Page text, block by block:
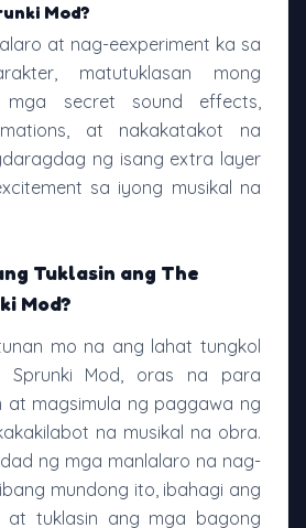
Mod?
at nag-eexperiment ka sa
matutuklasan mong
secret sound effects,
at nakakatakot na
ng isang extra layer
sa iyong musikal na
Tuklasin ang The
Mod?
mo na ang lahat tungkol
Sprunki Mod, oras na para
at magsimula ng paggawa ng
na musikal na obra.
ng mga manlalaro na nag-
mundong ito, ibahagi ang
at tuklasin ang mga bagong